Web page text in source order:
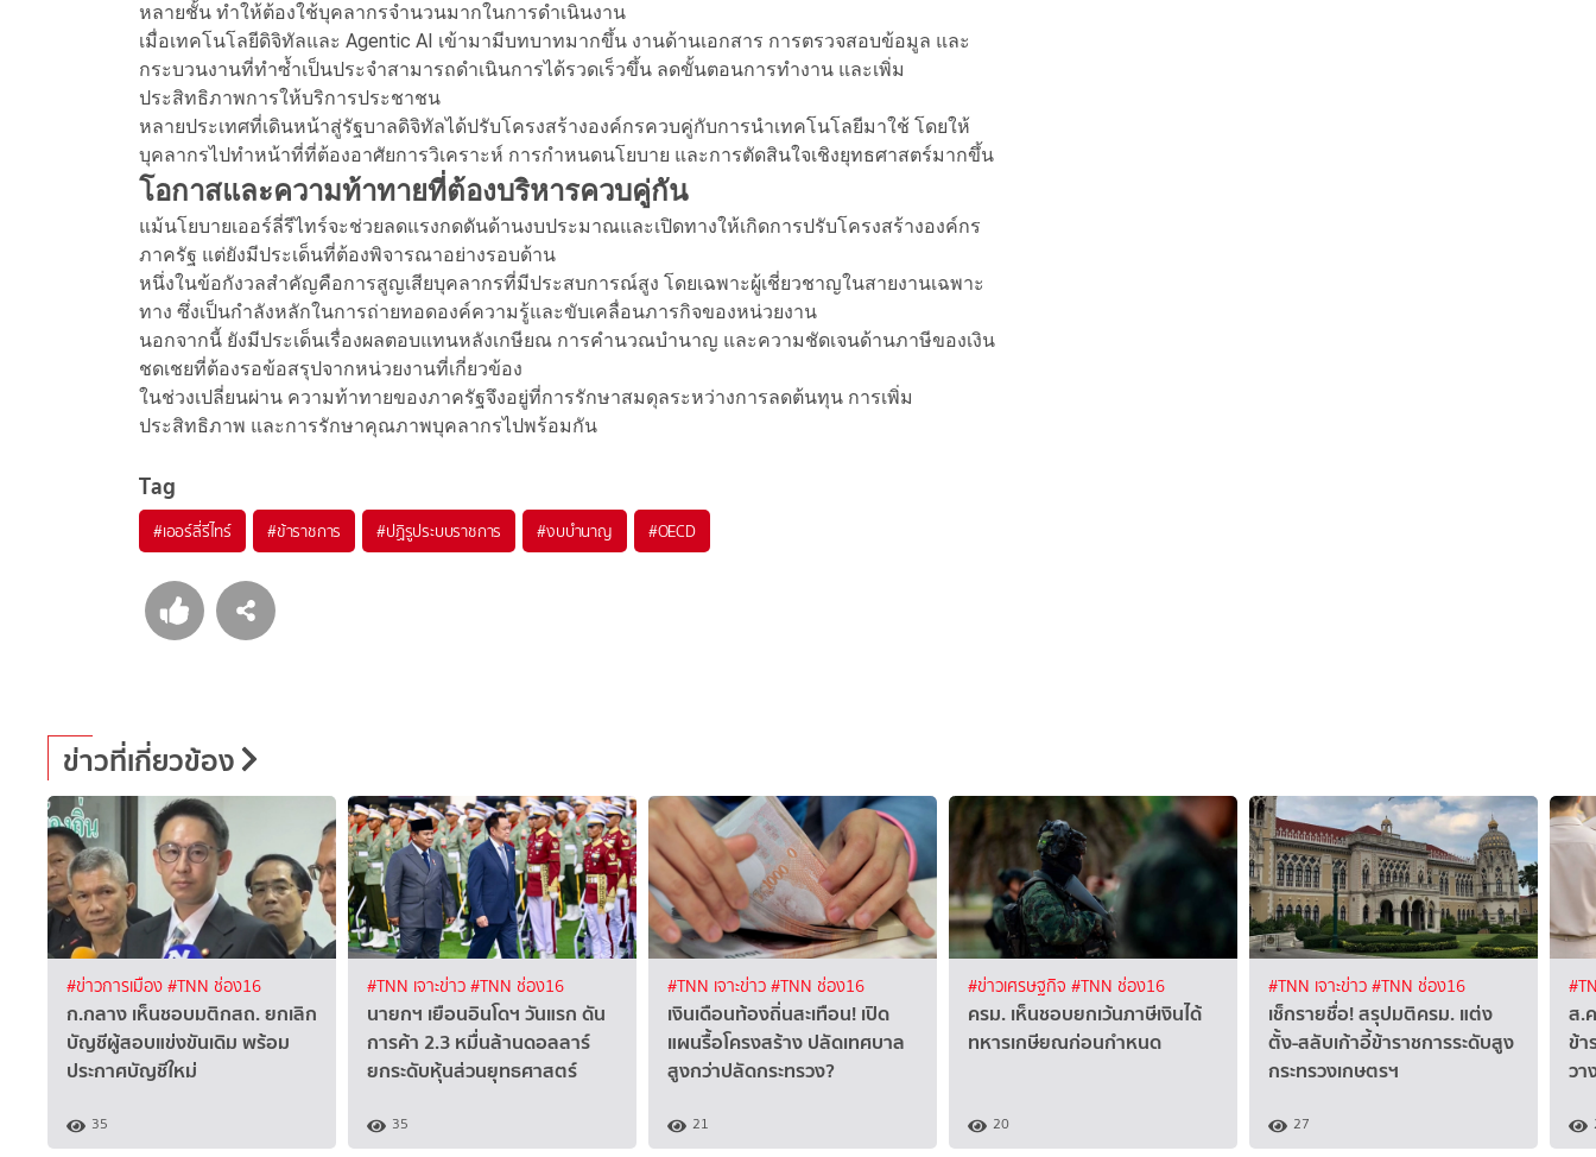
หลายชั้น ทำให้ต้องใช้บุคลากรจำนวนมากในการดำเนินงาน
เมื่อเทคโนโลยีดิจิทัลและ Agentic AI เข้ามามีบทบาทมากขึ้น งานด้านเอกสาร การตรวจสอบข้อมูล และ
กระบวนงานที่ทำซ้ำเป็นประจำสามารถดำเนินการได้รวดเร็วขึ้น ลดขั้นตอนการทำงาน และเพิ่ม
ประสิทธิภาพการให้บริการประชาชน
หลายประเทศที่เดินหน้าสู่รัฐบาลดิจิทัลได้ปรับโครงสร้างองค์กรควบคู่กับการนำเทคโนโลยีมาใช้ โดยให้
บุคลากรไปทำหน้าที่ที่ต้องอาศัยการวิเคราะห์ การกำหนดนโยบาย และการตัดสินใจเชิงยุทธศาสตร์มากขึ้น
โอกาสและความท้าทายที่ต้องบริหารควบคู่กัน
แม้นโยบายเออร์ลี่รีไทร์จะช่วยลดแรงกดดันด้านงบประมาณและเปิดทางให้เกิดการปรับโครงสร้างองค์กร
ภาครัฐ แต่ยังมีประเด็นที่ต้องพิจารณาอย่างรอบด้าน
หนึ่งในข้อกังวลสำคัญคือการสูญเสียบุคลากรที่มีประสบการณ์สูง โดยเฉพาะผู้เชี่ยวชาญในสายงานเฉพาะ
ทาง ซึ่งเป็นกำลังหลักในการถ่ายทอดองค์ความรู้และขับเคลื่อนภารกิจของหน่วยงาน
นอกจากนี้ ยังมีประเด็นเรื่องผลตอบแทนหลังเกษียณ การคำนวณบำนาญ และความชัดเจนด้านภาษีของเงิน
ชดเชยที่ต้องรอข้อสรุปจากหน่วยงานที่เกี่ยวข้อง
ในช่วงเปลี่ยนผ่าน ความท้าทายของภาครัฐจึงอยู่ที่การรักษาสมดุลระหว่างการลดต้นทุน การเพิ่ม
ประสิทธิภาพ และการรักษาคุณภาพบุคลากรไปพร้อมกัน
Tag
#เออร์ลี่รีไทร์ #ข้าราชการ #ปฏิรูประบบราชการ #งบบำนาญ #OECD
ข่าวที่เกี่ยวข้อง
#ข่าวการเมือง#TNN ช่อง16
ก.กลาง เห็นชอบมติกสถ. ยกเลิก
บัญชีผู้สอบแข่งขันเดิม พร้อม
ประกาศบัญชีใหม่
35
#TNN เจาะข่าว#TNN ช่อง16
นายกฯ เยือนอินโดฯ วันแรก ดัน
การค้า 2.3 หมื่นล้านดอลลาร์
ยกระดับหุ้นส่วนยุทธศาสตร์
35
#TNN เจาะข่าว#TNN ช่อง16
เงินเดือนท้องถิ่นสะเทือน! เปิด
แผนรื้อโครงสร้าง ปลัดเทศบาล
สูงกว่าปลัดกระทรวง?
21
#ข่าวเศรษฐกิจ #TNN ช่อง16
ครม. เห็นชอบยกเว้นภาษีเงินได้
ทหารเกษียณก่อนกำหนด
20
#TNN เจาะข่าว#TNN ช่อง16
เช็กรายชื่อ! สรุปมติครม. แต่ง
ตั้ง-สลับเก้าอี้ข้าราชการระดับสูง
กระทรวงเกษตรฯ
27
ส.
ข้า
วา